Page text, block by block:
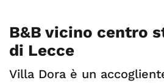
B&B vicino centro
di Lecce
Villa Dora è un